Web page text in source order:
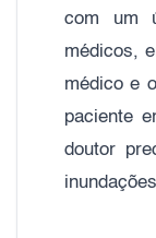
com um
médicos,
médico e
paciente
doutor